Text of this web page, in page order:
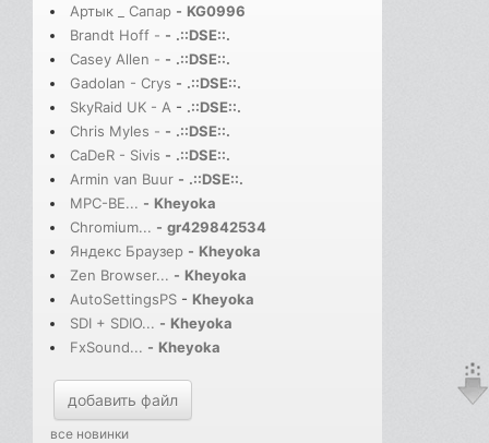
Артык _ Сапар - KG0996
Brandt Hoff - - .::DSE::.
Casey Allen - - .::DSE::.
Gadolan - Crys - .::DSE::.
SkyRaid UK - A - .::DSE::.
Chris Myles - - .::DSE::.
CaDeR - Sivis - .::DSE::.
Armin van Buur - .::DSE::.
MPC-BE... - Kheyoka
Chromium... - gr429842534
Яндекс Браузер - Kheyoka
Zen Browser... - Kheyoka
AutoSettingsPS - Kheyoka
SDI + SDIO... - Kheyoka
FxSound... - Kheyoka
добавить файл
все новинки